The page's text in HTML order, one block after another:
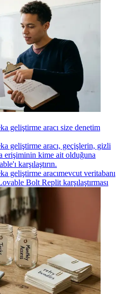
geliştirme aracı size denetim
geliştirme aracı, geçişlerin, gizli
erişiminin kime ait olduğuna
karşılaştırın.
geliştirme aracımevcut veritabanı
Bolt Replit karşılaştırması